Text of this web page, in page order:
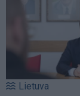
Lietuva